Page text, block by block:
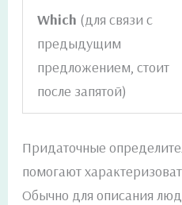
Which (для связи с
предыдущим
предложением, стоит
после запятой)
Придаточные
помогают
Обычно для описания